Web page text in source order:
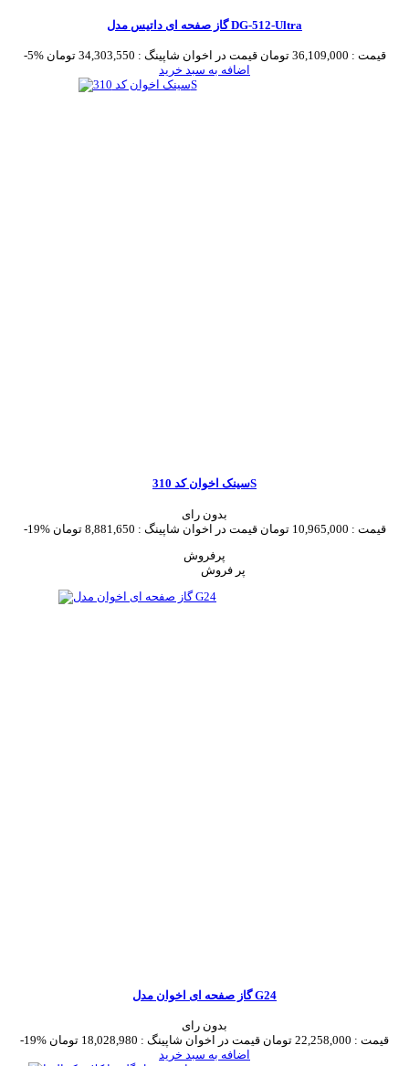
گاز صفحه ای داتیس مدل DG-512-Ultra
-5% قیمت : 36,109,000 تومان قیمت در اخوان شاپینگ : 34,303,550 تومان
اضافه به سبد خرید
سینک اخوان کد 310S
بدون رای
-19%
قیمت : 10,965,000 تومان قیمت در اخوان شاپینگ : 8,881,650 تومان
پرفروش
گاز صفحه ای اخوان مدل G24
بدون رای
-19%
قیمت : 22,258,000 تومان قیمت در اخوان شاپینگ : 18,028,980 تومان
اضافه به سبد خرید